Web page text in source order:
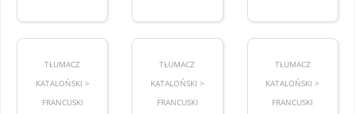
TŁUMACZ
KATALOŃSKI >
FRANCUSKI
TŁUMACZ
KATALOŃSKI >
FRANCUSKI
TŁUMACZ
KATALOŃSKI >
FRANCUSKI